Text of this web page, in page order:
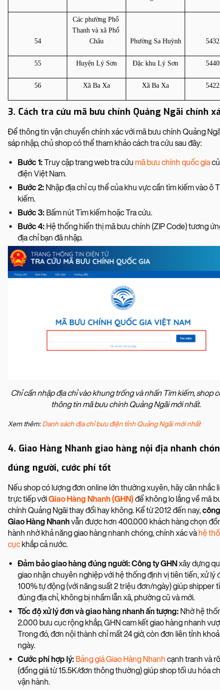
54
Các phường Phổ
Thạnh và xã Phổ
Châu
Phường Sa Huỳnh
55 Huyện Lý Sơn Đặc khu Lý Sơn
56 Xã Ba Xa Xã Ba Xa
3. Cách tra cứu mã bưu chính Quảng Ngãi chính
Để thông tin vận chuyển chính xác với mã bưu chính Quảng
sáp nhập, chủ shop có thể tham khảo cách tra cứu sau đây:
Bước 1: Truy cập trang web tra cứu mã bưu chính quốc gia
điện Việt Nam.
Bước 2: Nhập địa chỉ cụ thể của khu vực cần tìm kiếm vào ô
kiếm.
Bước 3: Bấm nút Tìm kiếm hoặc Tra cứu.
Bước 4: Hệ thống hiển thị mã bưu chính (ZIP Code) tương
địa chỉ bạn đã nhập.
Chỉ cần nhập địa chỉ vào khung trống và nhấn Tìm kiếm, shop
thông tin mã bưu chính Quảng Ngãi mới nhất.
Xem thêm:Danh sách địa chỉ bưu điện tỉnh Quảng Ngãi mới nhất
4. Giao Hàng Nhanh giao hàng nội địa nhanh
đúng người, cước phí tốt
Nếu shop có lượng đơn online lớn thường xuyên, hãy cân nhắc
trực tiếp vớiGiao Hàng Nhanh (GHN) để không lo lắng về mã
chính Quảng Ngãi thay đổi hay không. Kể từ 2012 đến nay,
Giao Hàng Nhanhvẫn được hơn 400.000 khách hàng chọn
hành nhờ khả năng giao hàng nhanh chóng, chính xác và hệ
cục khắp cả nước.
Đảm bảo giao hàng đúng người: Công ty GHNxây dựng
giao nhận chuyên nghiệp với hệ thống định vị tiên tiến, xử lý
100% tự động (với năng suất 2 triệu đơn/ngày) giúp shipper
đúng địa chỉ, không bị nhầm lẫn xã, phường cũ và mới.
Tốc độ xử lý đơn và giao hàng nhanh ấn tượng: Nhờ hệ
2.000 bưu cục rộng khắp, GHN cam kết giao hàng nhanh
Trong đó, đơn nội thành chỉ mất 24 giờ, còn đơn liên tỉnh
ngày.
Cước phí hợp lý: Bảng giá Giao Hàng Nhanh cạnh tranh và
(đồng giá từ 15.5K/đơn thông thường) giúp shop tối ưu hóa
vận hành.